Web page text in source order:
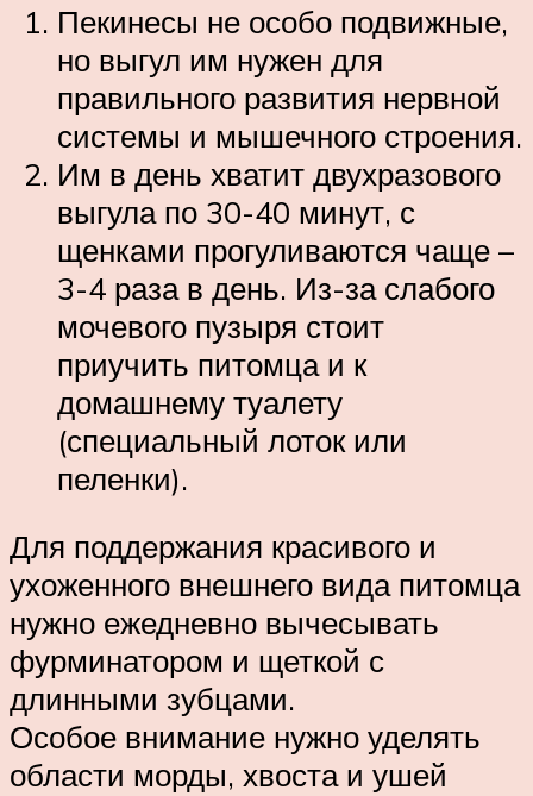
Пекинесы не особо подвижные,
но выгул им нужен для
правильного развития нервной
системы и мышечного строения.
Им в день хватит двухразового
выгула по 30-40 минут, с
щенками прогуливаются чаще –
3-4 раза в день. Из-за слабого
мочевого пузыря стоит
приучить питомца и к
домашнему туалету
(специальный лоток или
пеленки).
Для поддержания красивого и
ухоженного внешнего вида питомца
нужно ежедневно вычесывать
фурминатором и щеткой с
длинными зубцами.
Особое внимание нужно уделять
области морды, хвоста и ушей